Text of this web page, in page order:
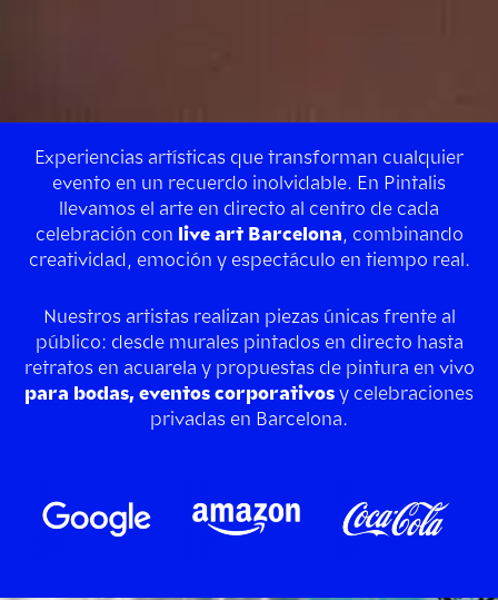
Experiencias artísticas que transforman cualquier
evento en un recuerdo inolvidable. En Pintalis
llevamos el arte en directo al centro de cada
celebración con live art Barcelona, combinando
creatividad, emoción y espectáculo en tiempo real.
Nuestros artistas realizan piezas únicas frente al
público: desde murales pintados en directo hasta
retratos en acuarela y propuestas de pintura en vivo
para bodas, eventos corporativosy celebraciones
privadas en Barcelona.